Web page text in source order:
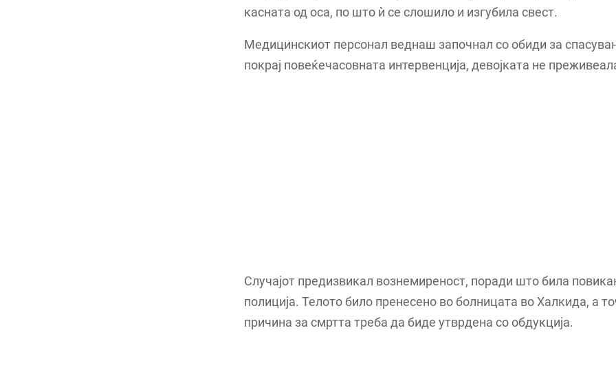
касната од оса, по што ѝ се слошило и изгубила свест.
Медицинскиот персонал веднаш започнал со обиди за
покрај повеќечасовната интервенција, девојката не
Случајот предизвикал вознемиреност, поради што била
полиција. Телото било пренесено во болницата во Халкида, а
причина за смртта треба да биде утврдена со обдукција.